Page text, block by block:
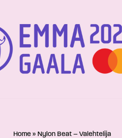
Home » Nylon Beat – Valehtelija